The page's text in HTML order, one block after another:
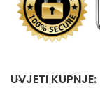
UVJETI KUPNJE: